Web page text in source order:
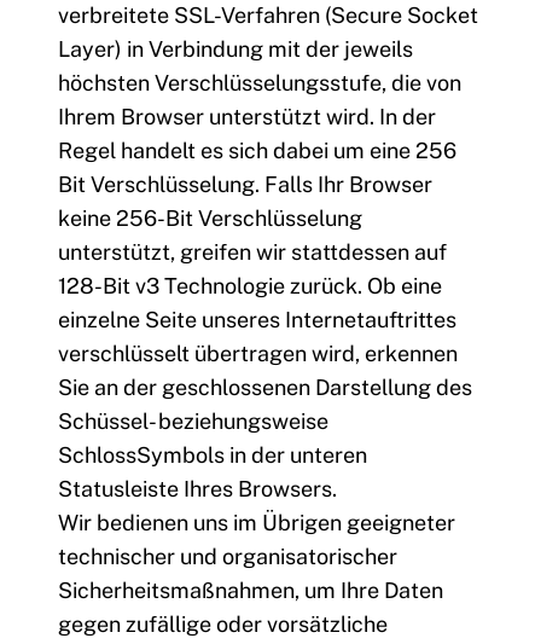
verbreitete SSL-Verfahren (Secure Socket
Layer) in Verbindung mit der jeweils
höchsten Verschlüsselungsstufe, die von
Ihrem Browser unterstützt wird. In der
Regel handelt es sich dabei um eine 256
Bit Verschlüsselung. Falls Ihr Browser
keine 256-Bit Verschlüsselung
unterstützt, greifen wir stattdessen auf
128-Bit v3 Technologie zurück. Ob eine
einzelne Seite unseres Internetauftrittes
verschlüsselt übertragen wird, erkennen
Sie an der geschlossenen Darstellung des
Schüssel- beziehungsweise
SchlossSymbols in der unteren
Statusleiste Ihres Browsers.
Wir bedienen uns im Übrigen geeigneter
technischer und organisatorischer
Sicherheitsmaßnahmen, um Ihre Daten
gegen zufällige oder vorsätzliche